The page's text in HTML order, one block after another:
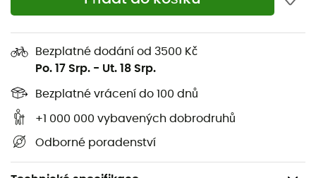
Bezplatné dodání od 3500 Kč
Po. 17 Srp. - Ut. 18 Srp.
Bezplatné vrácení do 100 dnů
+1 000 000 vybavených dobrodruhů
Odborné poradenství